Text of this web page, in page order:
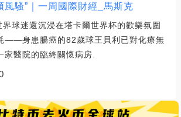
風騷”｜一周國際財經_馬斯克
球迷還沉浸在塔卡爾世界杯的歡樂氛圍
——身患腸癌的82歲球王貝利已對化療無
家醫院的臨終關懷病房.